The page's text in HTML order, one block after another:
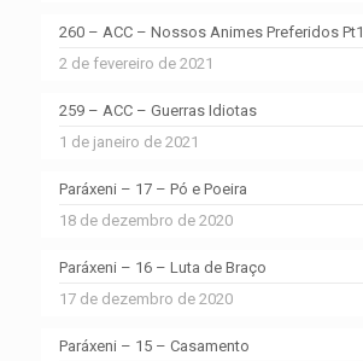
260 – ACC – Nossos Animes Preferidos Pt1
2 de fevereiro de 2021
259 – ACC – Guerras Idiotas
1 de janeiro de 2021
Paráxeni – 17 – Pó e Poeira
18 de dezembro de 2020
Paráxeni – 16 – Luta de Braço
17 de dezembro de 2020
Paráxeni – 15 – Casamento